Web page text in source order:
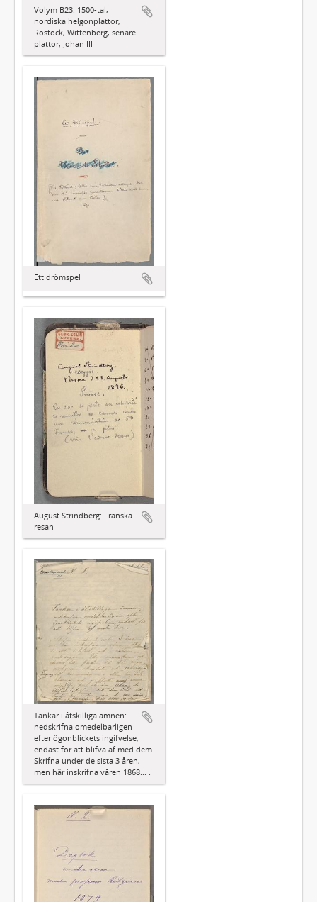
Volym B23. 1500-tal,
nordiska helgonplattor,
Rostock, Wittenberg, senare
plattor, Johan III
Ett drömspel
August Strindberg: Franska
resan
Tankar i åtskilliga ämnen:
nedskrifna omedelbarligen
efter ögonblickets ingifvelse,
endast för att blifva af med dem.
Skrifna under de sista 3 åren,
men här inskrifna våren 1868... .